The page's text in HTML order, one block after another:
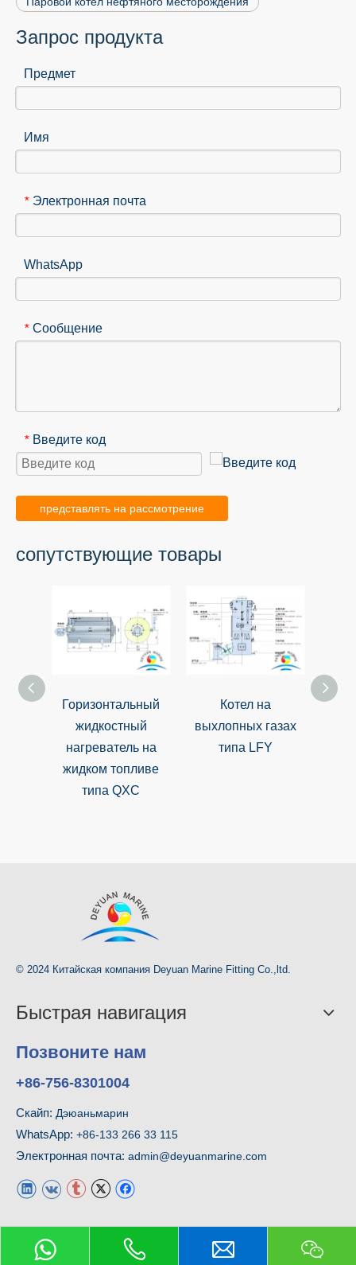
Запрос продукта
Предмет
Имя
* Электронная почта
WhatsApp
* Сообщение
* Введите код
представлять на рассмотрение
сопутствующие товары
Горизонтальный
жидкостный
нагреватель на
жидком топливе
типа QXC
Котел на
выхлопных газах
типа LFY
© 2024 Китайская компания Deyuan Marine Fitting Co.,ltd.
Быстрая навигация
Позвоните нам
+86-756-8301004
Скайп: Дэюаньмарин
WhatsApp: +86-133 266 33 115
Электронная почта: admin@deyuanmarine.com